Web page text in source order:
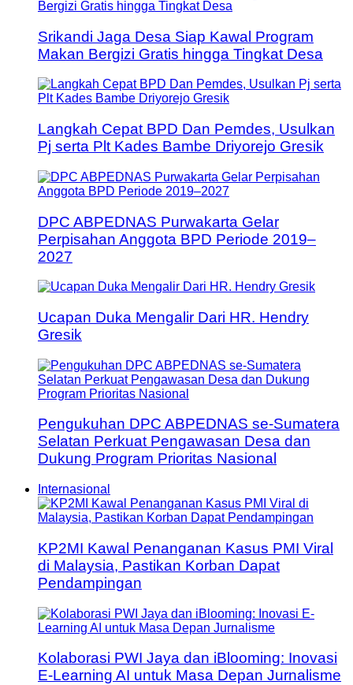
Srikandi Jaga Desa Siap Kawal Program
Makan Bergizi Gratis hingga Tingkat Desa
Langkah Cepat BPD Dan Pemdes, Usulkan
Pj serta Plt Kades Bambe Driyorejo Gresik
DPC ABPEDNAS Purwakarta Gelar
Perpisahan Anggota BPD Periode 2019–
2027
Ucapan Duka Mengalir Dari HR. Hendry
Gresik
Pengukuhan DPC ABPEDNAS se-Sumatera
Selatan Perkuat Pengawasan Desa dan
Dukung Program Prioritas Nasional
Internasional
KP2MI Kawal Penanganan Kasus PMI Viral
di Malaysia, Pastikan Korban Dapat
Pendampingan
Kolaborasi PWI Jaya dan iBlooming: Inovasi
E-Learning AI untuk Masa Depan Jurnalisme